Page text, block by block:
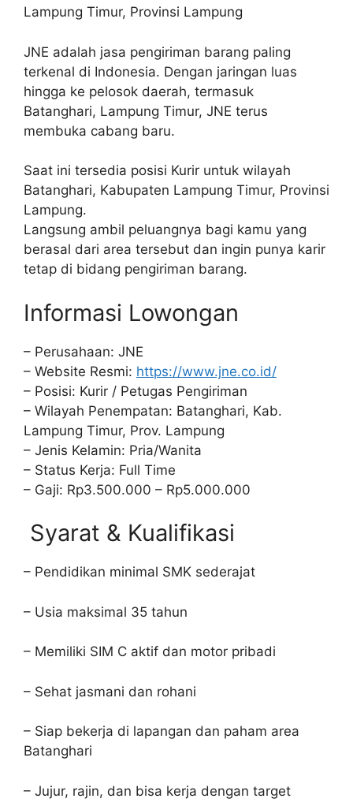
Lampung Timur, Provinsi Lampung
JNE adalah jasa pengiriman barang paling
terkenal di Indonesia. Dengan jaringan luas
hingga ke pelosok daerah, termasuk
Batanghari, Lampung Timur, JNE terus
membuka cabang baru.
Saat ini tersedia posisi Kurir untuk wilayah
Batanghari, Kabupaten Lampung Timur, Provinsi
Lampung.
Langsung ambil peluangnya bagi kamu yang
berasal dari area tersebut dan ingin punya karir
tetap di bidang pengiriman barang.
Informasi Lowongan
– Perusahaan: JNE
– Website Resmi: https://www.jne.co.id/
– Posisi: Kurir / Petugas Pengiriman
– Wilayah Penempatan: Batanghari, Kab.
Lampung Timur, Prov. Lampung
– Jenis Kelamin: Pria/Wanita
– Status Kerja: Full Time
– Gaji: Rp3.500.000 – Rp5.000.000
Syarat & Kualifikasi
– Pendidikan minimal SMK sederajat
– Usia maksimal 35 tahun
– Memiliki SIM C aktif dan motor pribadi
– Sehat jasmani dan rohani
– Siap bekerja di lapangan dan paham area
Batanghari
– Jujur, rajin, dan bisa kerja dengan target